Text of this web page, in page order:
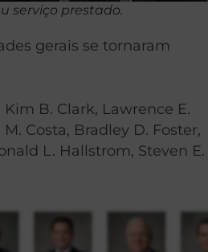
serviço prestado.
gerais se tornaram
B. Clark, Lawrence E.
Costa, Bradley D. Foster,
L. Hallstrom, Steven E.